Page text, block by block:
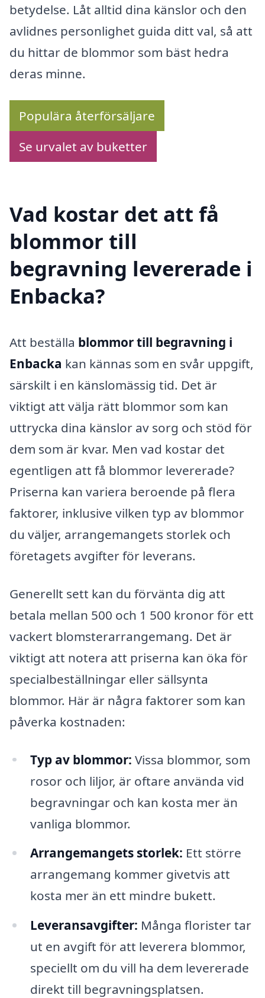
betydelse. Låt alltid dina känslor och den
avlidnes personlighet guida ditt val, så att
du hittar de blommor som bäst hedra
deras minne.
Populära återförsäljare
Se urvalet av buketter
Vad kostar det att få
blommor till
begravning levererade i
Enbacka?
Att beställa blommor till begravning i
Enbacka kan kännas som en svår uppgift,
särskilt i en känslomässig tid. Det är
viktigt att välja rätt blommor som kan
uttrycka dina känslor av sorg och stöd för
dem som är kvar. Men vad kostar det
egentligen att få blommor levererade?
Priserna kan variera beroende på flera
faktorer, inklusive vilken typ av blommor
du väljer, arrangemangets storlek och
företagets avgifter för leverans.
Generellt sett kan du förvänta dig att
betala mellan 500 och 1 500 kronor för ett
vackert blomsterarrangemang. Det är
viktigt att notera att priserna kan öka för
specialbeställningar eller sällsynta
blommor. Här är några faktorer som kan
påverka kostnaden:
Typ av blommor: Vissa blommor, som
rosor och liljor, är oftare använda vid
begravningar och kan kosta mer än
vanliga blommor.
Arrangemangets storlek: Ett större
arrangemang kommer givetvis att
kosta mer än ett mindre bukett.
Leveransavgifter: Många florister tar
ut en avgift för att leverera blommor,
speciellt om du vill ha dem levererade
direkt till begravningsplatsen.